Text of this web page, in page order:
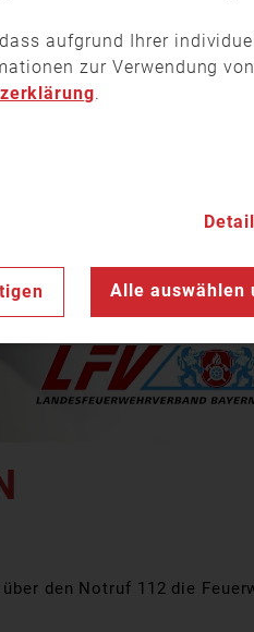
den Notruf 112 die
aufgrund Ihrer
zur Verwendung
.
Alle auswählen